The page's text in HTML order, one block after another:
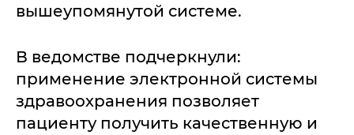
вышеупомянутой системе.
В ведомстве подчеркнули:
применение электронной системы
здравоохранения позволяет
пациенту получить качественную и